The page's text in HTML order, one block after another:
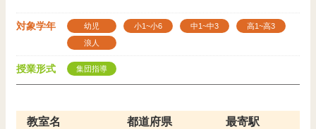
対象学年 幼児 小1~小6 中1~中3
高1~高3
浪人
授業形式 集団指導
教室名 都道府県 最寄駅